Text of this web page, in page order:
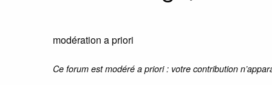
modération a priori
Ce forum est modéré a priori : votre contribution